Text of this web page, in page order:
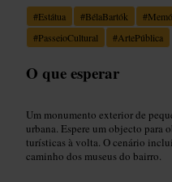
#Estátua #BélaBartók #
#PasseioCultural #ArtePública
O que esperar
Um monumento exterior de
urbana. Espere um objecto para
turísticas à volta. O cenário
caminho dos museus do bairro.